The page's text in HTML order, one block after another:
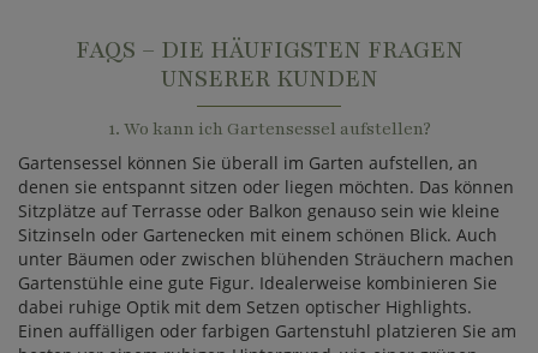
FAQS – DIE HÄUFIGSTEN FRAGEN
UNSERER KUNDEN
1. Wo kann ich Gartensessel aufstellen?
Gartensessel können Sie überall im Garten aufstellen, an
denen sie entspannt sitzen oder liegen möchten. Das können
Sitzplätze auf Terrasse oder Balkon genauso sein wie kleine
Sitzinseln oder Gartenecken mit einem schönen Blick. Auch
unter Bäumen oder zwischen blühenden Sträuchern machen
Gartenstühle eine gute Figur. Idealerweise kombinieren Sie
dabei ruhige Optik mit dem Setzen optischer Highlights.
Einen auffälligen oder farbigen Gartenstuhl platzieren Sie am